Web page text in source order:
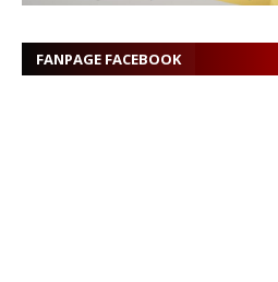
FANPAGE FACEBOOK